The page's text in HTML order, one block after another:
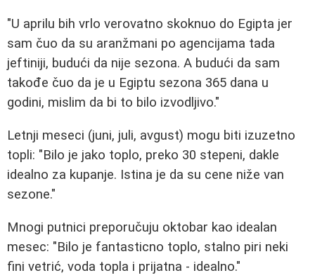
"U aprilu bih vrlo verovatno skoknuo do Egipta jer
sam čuo da su aranžmani po agencijama tada
jeftiniji, budući da nije sezona. A budući da sam
takođe čuo da je u Egiptu sezona 365 dana u
godini, mislim da bi to bilo izvodljivo."
Letnji meseci (juni, juli, avgust) mogu biti izuzetno
topli: "Bilo je jako toplo, preko 30 stepeni, dakle
idealno za kupanje. Istina je da su cene niže van
sezone."
Mnogi putnici preporučuju oktobar kao idealan
mesec: "Bilo je fantasticno toplo, stalno piri neki
fini vetrić, voda topla i prijatna - idealno."